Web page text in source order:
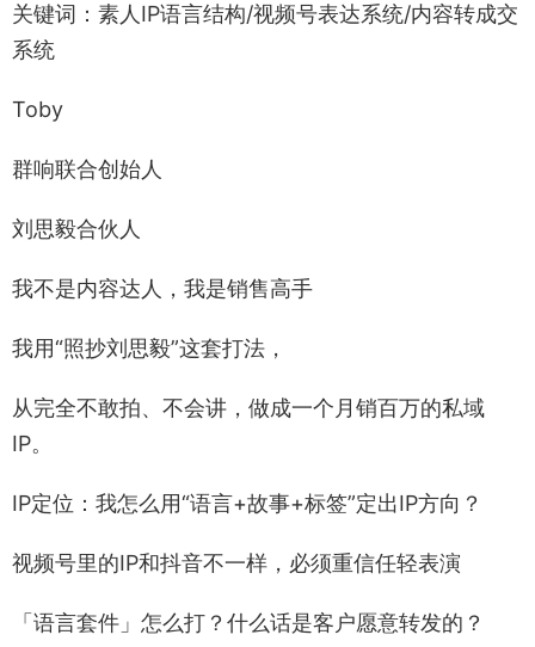
关键词：素人IP语言结构/视频号表达系统/内容转成交
系统
Toby
群响联合创始人
刘思毅合伙人
我不是内容达人，我是销售高手
我用“照抄刘思毅”这套打法，
从完全不敢拍、不会讲，做成一个月销百万的私域
IP。
IP定位：我怎么用“语言+故事+标签”定出IP方向？
视频号里的IP和抖音不一样，必须重信任轻表演
「语言套件」怎么打？什么话是客户愿意转发的？